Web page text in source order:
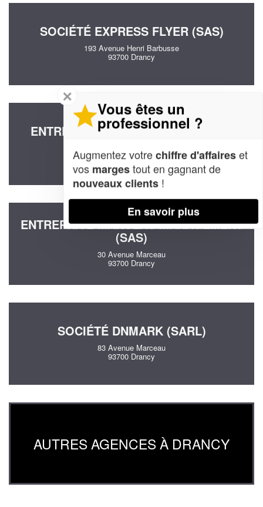
SOCIÉTÉ EXPRESS FLYER (SAS)
193 Avenue Henri Barbusse
93700 Drancy
ENTREPRISE KOM CONSEIL (SARL)
93700 Drancy
ENTREPRISE MARCEAU MANAGEMENT
(SAS)
30 Avenue Marceau
93700 Drancy
SOCIÉTÉ DNMARK (SARL)
83 Avenue Marceau
93700 Drancy
AUTRES AGENCES À DRANCY
✕
Vous êtes un
professionnel ?
Augmentez votrechiffre d'affaireset
vos margestout en gagnant de
nouveaux clients !
En savoir plus